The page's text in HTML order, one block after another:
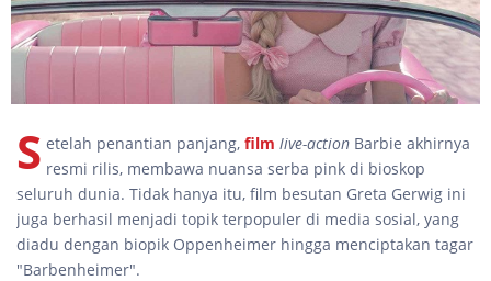
S etelah penantian panjang, film live-action Barbie akhirnya
resmi rilis, membawa nuansa serba pink di bioskop
seluruh dunia. Tidak hanya itu, film besutan Greta Gerwig ini
juga berhasil menjadi topik terpopuler di media sosial, yang
diadu dengan biopik Oppenheimer hingga menciptakan tagar
"Barbenheimer".